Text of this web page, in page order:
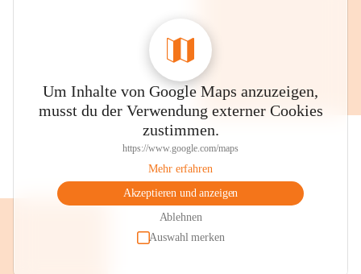
Um Inhalte von Google Maps anzuzeigen,
musst du der Verwendung externer Cookies
zustimmen.
https://www.google.com/maps
Mehr erfahren
Akzeptieren und anzeigen
Ablehnen
Auswahl merken